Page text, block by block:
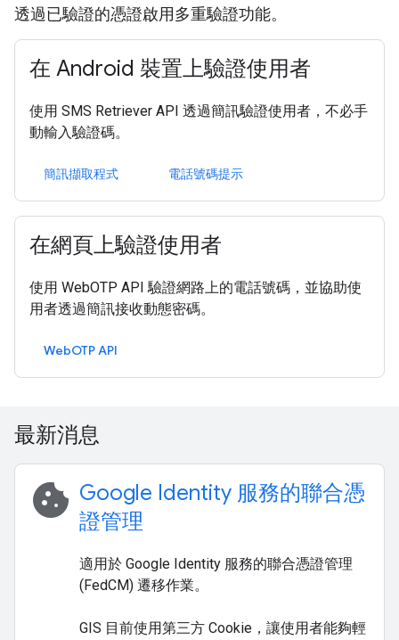
透過已驗證的憑證啟用多重驗證功能。
在 Android 裝置上驗證使用者
使用 SMS Retriever API 透過簡訊驗證使用者，不必手
動輸入驗證碼。
簡訊擷取程式 電話號碼提示
在網頁上驗證使用者
使用 WebOTP API 驗證網路上的電話號碼，並協助使
用者透過簡訊接收動態密碼。
WebOTP API
最新消息
cookie Google Identity 服務的聯合憑
證管理
適用於 Google Identity 服務的聯合憑證管理
(FedCM) 遷移作業。
GIS 目前使用第三方 Cookie，讓使用者能夠輕